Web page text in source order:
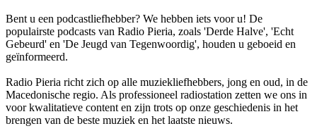
Bent u een podcastliefhebber? We hebben iets voor u! De
populairste podcasts van Radio Pieria, zoals 'Derde Halve', 'Echt
Gebeurd' en 'De Jeugd van Tegenwoordig', houden u geboeid en
geïnformeerd.
Radio Pieria richt zich op alle muziekliefhebbers, jong en oud, in de
Macedonische regio. Als professioneel radiostation zetten we ons in
voor kwalitatieve content en zijn trots op onze geschiedenis in het
brengen van de beste muziek en het laatste nieuws.